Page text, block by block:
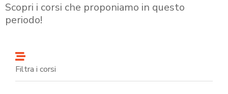
Scopri i corsi che proponiamo in questo
periodo!
Filtra i corsi